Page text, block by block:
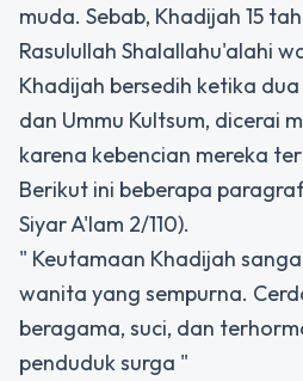
muda. Sebab, Khadijah 15
Rasulullah Shalallahu'alahi
Khadijah bersedih ketika
dan Ummu Kultsum, dicerai
karena kebencian mereka
Berikut ini beberapa
Siyar A'lam 2/110).
" Keutamaan Khadijah
wanita yang sempurna.
beragama, suci, dan
penduduk surga "